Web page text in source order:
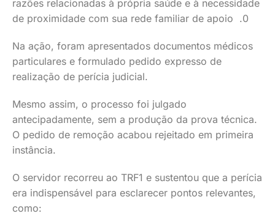
razões relacionadas à própria saúde e à necessidade
de proximidade com sua rede familiar de apoio .0
Na ação, foram apresentados documentos médicos
particulares e formulado pedido expresso de
realização de perícia judicial.
Mesmo assim, o processo foi julgado
antecipadamente, sem a produção da prova técnica.
O pedido de remoção acabou rejeitado em primeira
instância.
O servidor recorreu ao TRF1 e sustentou que a perícia
era indispensável para esclarecer pontos relevantes,
como: